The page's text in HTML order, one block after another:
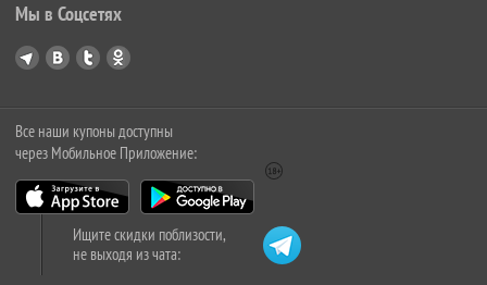
Мы в Соцсетях
Все наши купоны доступны
через Мобильное Приложение:
Ищите скидки поблизости,
не выходя из чата: